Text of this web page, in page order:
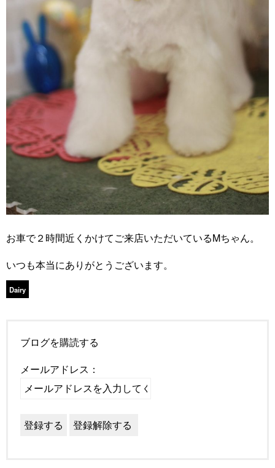
お車で２時間近くかけてご来店いただいているMちゃん。
いつも本当にありがとうございます。
Dairy
ブログを購読する
メールアドレス：